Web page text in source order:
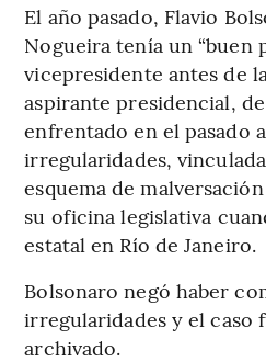
El año pasado, Flavio
Nogueira tenía un “buen
vicepresidente antes de
aspirante presidencial,
enfrentado en el pasado
irregularidades,
esquema de
su oficina legislativa
estatal en Río de Janeiro.
Bolsonaro negó haber
irregularidades y el caso
archivado.